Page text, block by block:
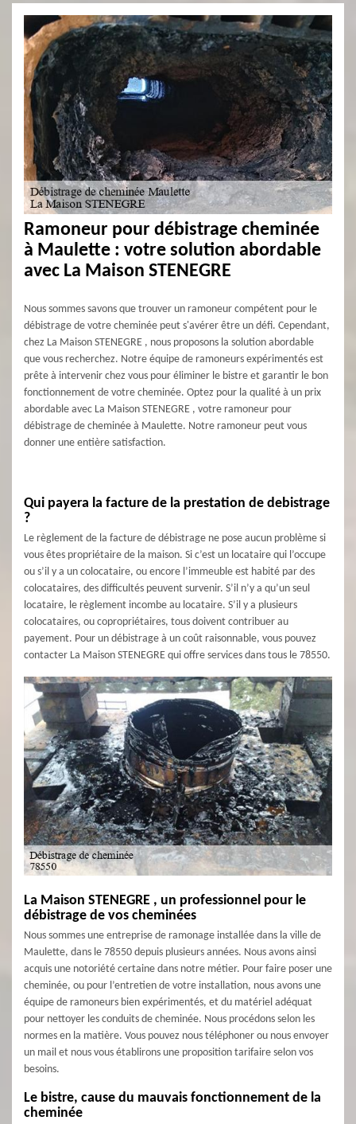
Ramoneur pour débistrage cheminée
à Maulette : votre solution abordable
avec La Maison STENEGRE
Nous sommes savons que trouver un ramoneur compétent pour le
débistrage de votre cheminée peut s'avérer être un défi. Cependant,
chez La Maison STENEGRE , nous proposons la solution abordable
que vous recherchez. Notre équipe de ramoneurs expérimentés est
prête à intervenir chez vous pour éliminer le bistre et garantir le bon
fonctionnement de votre cheminée. Optez pour la qualité à un prix
abordable avec La Maison STENEGRE , votre ramoneur pour
débistrage de cheminée à Maulette. Notre ramoneur peut vous
donner une entière satisfaction.
Qui payera la facture de la prestation de debistrage
?
Le règlement de la facture de débistrage ne pose aucun problème si
vous êtes propriétaire de la maison. Si c’est un locataire qui l’occupe
ou s’il y a un colocataire, ou encore l’immeuble est habité par des
colocataires, des difficultés peuvent survenir. S’il n’y a qu’un seul
locataire, le règlement incombe au locataire. S’il y a plusieurs
colocataires, ou copropriétaires, tous doivent contribuer au
payement. Pour un débistrage à un coût raisonnable, vous pouvez
contacter La Maison STENEGRE qui offre services dans tous le 78550.
La Maison STENEGRE , un professionnel pour le
débistrage de vos cheminées
Nous sommes une entreprise de ramonage installée dans la ville de
Maulette, dans le 78550 depuis plusieurs années. Nous avons ainsi
acquis une notoriété certaine dans notre métier. Pour faire poser une
cheminée, ou pour l’entretien de votre installation, nous avons une
équipe de ramoneurs bien expérimentés, et du matériel adéquat
pour nettoyer les conduits de cheminée. Nous procédons selon les
normes en la matière. Vous pouvez nous téléphoner ou nous envoyer
un mail et nous vous établirons une proposition tarifaire selon vos
besoins.
Le bistre, cause du mauvais fonctionnement de la
cheminée